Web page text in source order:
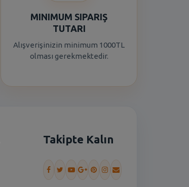
MINIMUM SIPARIŞ
TUTARI
Alışverişinizin minimum 1000TL
olması gerekmektedir.
Takipte Kalın